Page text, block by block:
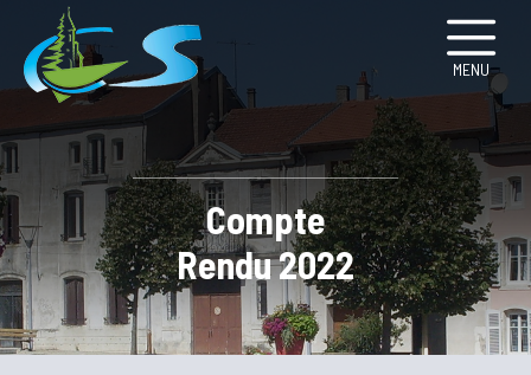
MENU
Compte
Rendu 2022